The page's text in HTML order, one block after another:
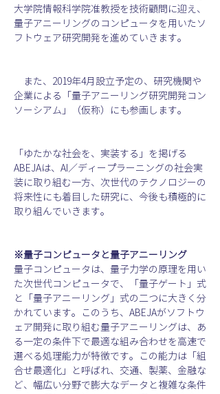
大学院情報科学院准教授を技術顧問に迎え、
量子アニーリングのコンピュータを用いたソ
フトウェア研究開発を進めていきます。
また、2019年4月設立予定の、研究機関や
企業による「量子アニーリング研究開発コン
ソーシアム」（仮称）にも参画します。
「ゆたかな社会を、実装する」を掲げる
ABEJAは、AI／ディープラーニングの社会実
装に取り組む一方、次世代のテクノロジーの
将来性にも着目した研究に、今後も積極的に
取り組んでいきます。
※量子コンピュータと量子アニーリング
量子コンピュータは、量子力学の原理を用い
た次世代コンピュータで、「量子ゲート」式
と「量子アニーリング」式の二つに大きく分
かれています。このうち、ABEJAがソフトウ
ェア開発に取り組む量子アニーリングは、あ
る一定の条件下で最適な組み合わせを高速で
選べる処理能力が特徴です。この能力は「組
合せ最適化」と呼ばれ、交通、製薬、金融な
ど、幅広い分野で膨大なデータと複雑な条件